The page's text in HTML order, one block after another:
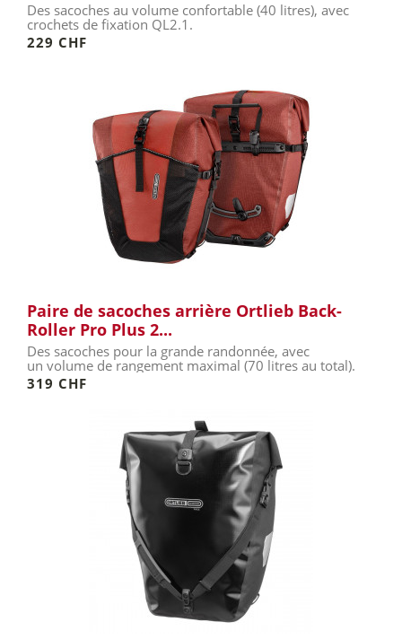
Des sacoches au volume confortable (40 litres), avec
crochets de fixation QL2.1.
229 CHF
Paire de sacoches arrière Ortlieb Back-
Roller Pro Plus 2...
Des sacoches pour la grande randonnée, avec
un volume de rangement maximal (70 litres au total).
319 CHF